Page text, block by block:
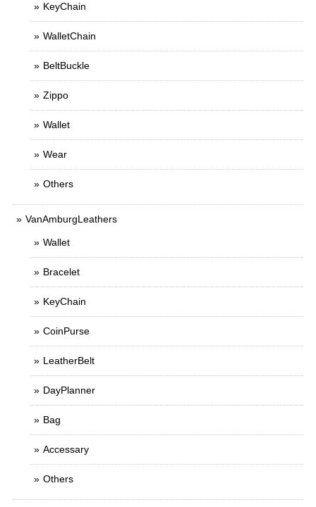
KeyChain
WalletChain
BeltBuckle
Zippo
Wallet
Wear
Others
VanAmburgLeathers
Wallet
Bracelet
KeyChain
CoinPurse
LeatherBelt
DayPlanner
Bag
Accessary
Others